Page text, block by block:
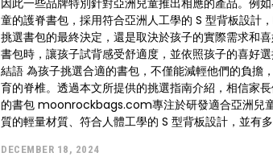
童的護脊書包，採用符合亞洲人工學的 S 型背板設計
挑選書包的最終決定，還是取決於孩子的實際需求和
書包時，讓孩子試背感受舒適度，並依照孩子的喜好選
結語 為孩子挑選合適的書包，不僅能減輕他們的負擔
育的脊椎。透過本文所提供的挑選指南介紹，相信家
的書包 moonrockbags.com專注於研發適合亞洲兒
質的輕量材質、符合人體工學的 S 型背板設計，並有多
DECEMBER 18, 2024